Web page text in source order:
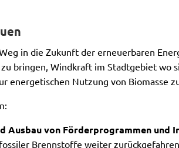
in die Zukunft der erneuerbaren
bringen, Windkraft im Stadtgebiet
energetischen Nutzung von Biomasse
Ausbau von Förderprogrammen
Brennstoffe weiter